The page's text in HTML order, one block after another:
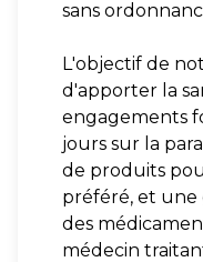
sans
L'objectif de
d'apporter la
engagements
jours sur la
de produits
préféré, et une
des
médecin